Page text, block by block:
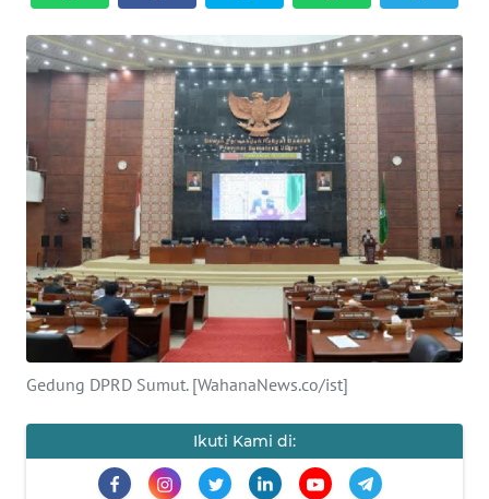
Gedung DPRD Sumut. [WahanaNews.co/ist]
Ikuti Kami di:
HUKRIM
PERISTIWA
Informasi
INDEKS
BERITA
KONTAK
KAMI